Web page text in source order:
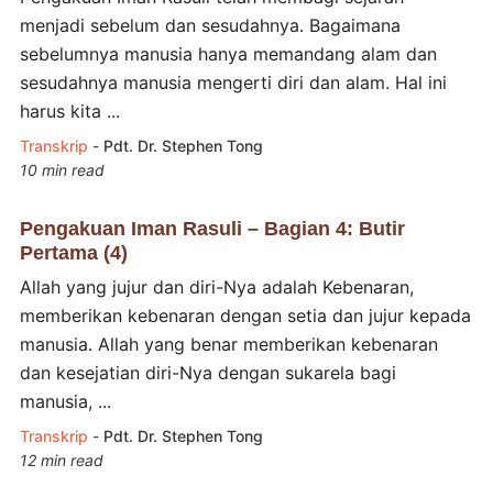
menjadi sebelum dan sesudahnya. Bagaimana
sebelumnya manusia hanya memandang alam dan
sesudahnya manusia mengerti diri dan alam. Hal ini
harus kita ...
Transkrip - Pdt. Dr. Stephen Tong
10 min read
Pengakuan Iman Rasuli – Bagian 4: Butir
Pertama (4)
Allah yang jujur dan diri-Nya adalah Kebenaran,
memberikan kebenaran dengan setia dan jujur kepada
manusia. Allah yang benar memberikan kebenaran
dan kesejatian diri-Nya dengan sukarela bagi
manusia, ...
Transkrip - Pdt. Dr. Stephen Tong
12 min read